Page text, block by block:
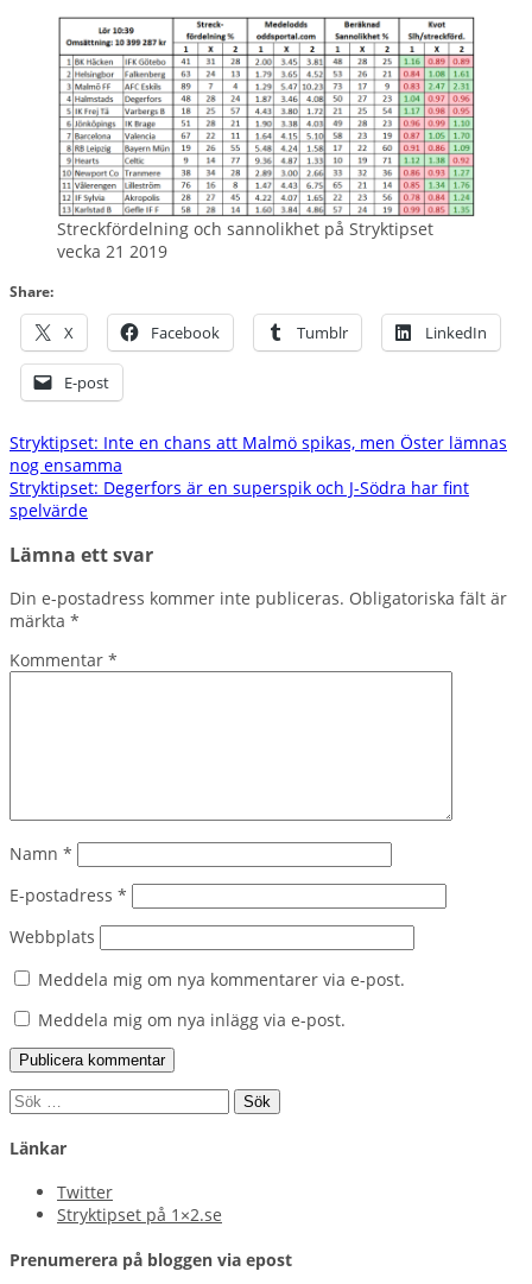
Streckfördelning och sannolikhet på Stryktipset
vecka 21 2019
Share:
X Facebook Tumblr LinkedIn
E-post
Inläggsnavigering
Stryktipset: Inte en chans att Malmö spikas, men Öster lämnas
nog ensamma
Stryktipset: Degerfors är en superspik och J-Södra har fint
spelvärde
Lämna ett svar
Din e-postadress kommer inte publiceras. Obligatoriska fält är
märkta *
Kommentar *
Namn *
E-postadress *
Webbplats
Meddela mig om nya kommentarer via e-post.
Meddela mig om nya inlägg via e-post.
Sök
efter:
Länkar
Twitter
Stryktipset på 1×2.se
Prenumerera på bloggen via epost